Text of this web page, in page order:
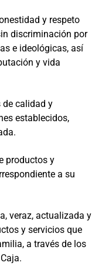
y respeto
discriminación por
e ideológicas, así
y vida
de calidad y
establecidos,
productos y
a su
veraz, actualizada y
y servicios que
a través de los